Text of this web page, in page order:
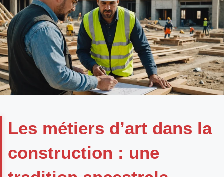
Les métiers d’art dans la
construction : une